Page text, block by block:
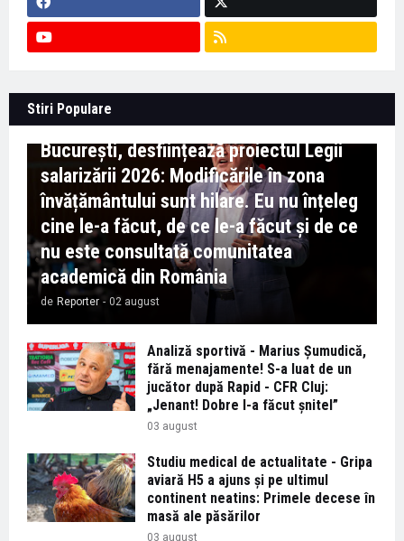
Stiri Populare
Context important pentru educație -
Marian Preda, rectorul Universității din
București, desființează proiectul Legii
salarizării 2026: Modificările în zona
învățământului sunt hilare. Eu nu înțeleg
cine le-a făcut, de ce le-a făcut și de ce
nu este consultată comunitatea
academică din România
de Reporter - 02 august
Analiză sportivă - Marius Șumudică,
fără menajamente! S-a luat de un
jucător după Rapid - CFR Cluj:
„Jenant! Dobre l-a făcut șnitel”
03 august
Studiu medical de actualitate - Gripa
aviară H5 a ajuns și pe ultimul
continent neatins: Primele decese în
masă ale păsărilor
03 august